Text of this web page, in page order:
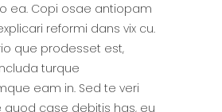
ea. Copi osae antiopam
reformi dans vix cu.
que prodesset est,
turque
eam in. Sed te veri
quod case debitis has, eu